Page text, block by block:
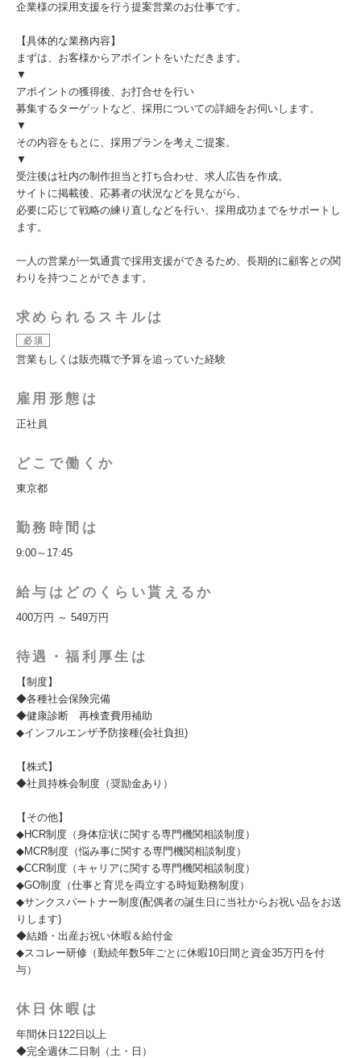
企業様の採用支援を行う提案営業のお仕事です。
【具体的な業務内容】
まずは、お客様からアポイントをいただきます。
▼
アポイントの獲得後、お打合せを行い
募集するターゲットなど、採用についての詳細をお伺いします。
▼
その内容をもとに、採用プランを考えご提案。
▼
受注後は社内の制作担当と打ち合わせ、求人広告を作成。
サイトに掲載後、応募者の状況などを見ながら、
必要に応じて戦略の練り直しなどを行い、採用成功までをサポートし
ます。
一人の営業が一気通貫で採用支援ができるため、長期的に顧客との関
わりを持つことができます。
求められるスキルは
必須
営業もしくは販売職で予算を追っていた経験
雇用形態は
正社員
どこで働くか
東京都
勤務時間は
9:00～17:45
給与はどのくらい貰えるか
400万円 ～ 549万円
待遇・福利厚生は
【制度】
◆各種社会保険完備
◆健康診断 再検査費用補助
◆インフルエンザ予防接種(会社負担)
【株式】
◆社員持株会制度（奨励金あり）
【その他】
◆HCR制度（身体症状に関する専門機関相談制度）
◆MCR制度（悩み事に関する専門機関相談制度）
◆CCR制度（キャリアに関する専門機関相談制度）
◆GO制度（仕事と育児を両立する時短勤務制度）
◆サンクスパートナー制度(配偶者の誕生日に当社からお祝い品をお送
りします)
◆結婚・出産お祝い休暇＆給付金
◆スコレー研修（勤続年数5年ごとに休暇10日間と資金35万円を付
与）
休日休暇は
年間休日122日以上
◆完全週休二日制（土・日）